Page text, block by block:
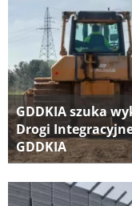
GDDKIA szuka
Drogi
GDDKIA